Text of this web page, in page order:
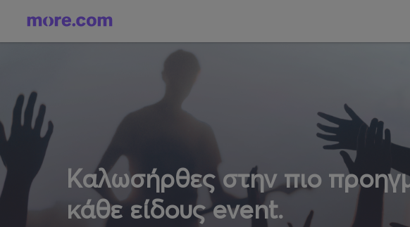
Καλωσήρθες στην πιο
κάθε είδους event.